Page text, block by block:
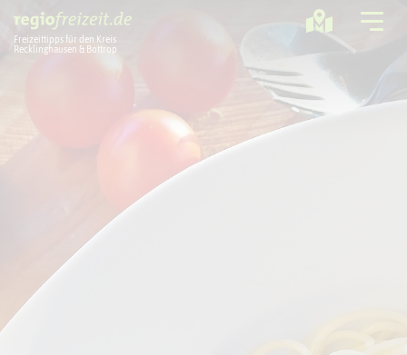
Freizeittipps für den Kreis
Recklinghausen & Bottrop
Sport + Bewegung
Aktuelles